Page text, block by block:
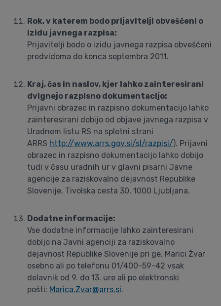
Rok, v katerem bodo prijavitelji obveščeni o
izidu javnega razpisa:
Prijavitelji bodo o izidu javnega razpisa obveščeni
predvidoma do konca septembra 2011.
Kraj, čas in naslov, kjer lahko zainteresirani
dvignejo razpisno dokumentacijo:
Prijavni obrazec in razpisno dokumentacijo lahko
zainteresirani dobijo od objave javnega razpisa v
Uradnem listu RS na spletni strani
ARRS http://www.arrs.gov.si/sl/razpisi/). Prijavni
obrazec in razpisno dokumentacijo lahko dobijo
tudi v času uradnih ur v glavni pisarni Javne
agencije za raziskovalno dejavnost Republike
Slovenije, Tivolska cesta 30, 1000 Ljubljana.
Dodatne informacije:
Vse dodatne informacije lahko zainteresirani
dobijo na Javni agenciji za raziskovalno
dejavnost Republike Slovenije pri ge. Marici Žvar
osebno ali po telefonu 01/400-59-42 vsak
delavnik od 9. do 13. ure ali po elektronski
pošti: Marica.Zvar@arrs.si.